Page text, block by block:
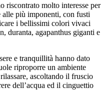
riscontrato molto interesse per
alle più imponenti, con fusti
i bellissimi colori vivaci
duranta, agapanthus giganti e
e tranquillità hanno dato
riproporre un ambiente
ascoltando il fruscio
dell’acqua ed il cinguettio